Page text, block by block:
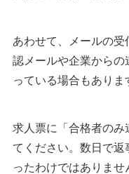
あわせて、メールの
認メールや企業からの
っている場合もありま
求人票に「合格者のみ
てください。数日で返
ったわけではありませ